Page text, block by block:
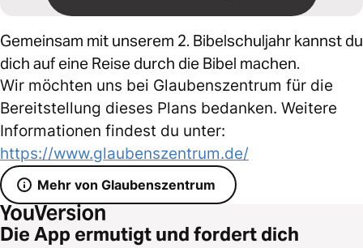
Gemeinsam mit unserem 2. Bibelschuljahr kannst du
dich auf eine Reise durch die Bibel machen.
Wir möchten uns bei Glaubenszentrum für die
Bereitstellung dieses Plans bedanken. Weitere
Informationen findest du unter:
https://www.glaubenszentrum.de/
Mehr von Glaubenszentrum
Die App ermutigt und fordert dich